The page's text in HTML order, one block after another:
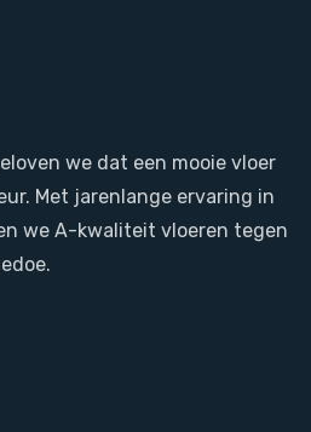
we dat een mooie vloer
Met jarenlange ervaring in
we A-kwaliteit vloeren tegen